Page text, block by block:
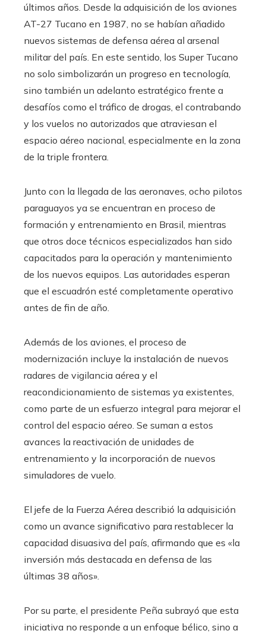
últimos años. Desde la adquisición de los aviones
AT-27 Tucano en 1987, no se habían añadido
nuevos sistemas de defensa aérea al arsenal
militar del país. En este sentido, los Super Tucano
no solo simbolizarán un progreso en tecnología,
sino también un adelanto estratégico frente a
desafíos como el tráfico de drogas, el contrabando
y los vuelos no autorizados que atraviesan el
espacio aéreo nacional, especialmente en la zona
de la triple frontera.
Junto con la llegada de las aeronaves, ocho pilotos
paraguayos ya se encuentran en proceso de
formación y entrenamiento en Brasil, mientras
que otros doce técnicos especializados han sido
capacitados para la operación y mantenimiento
de los nuevos equipos. Las autoridades esperan
que el escuadrón esté completamente operativo
antes de fin de año.
Además de los aviones, el proceso de
modernización incluye la instalación de nuevos
radares de vigilancia aérea y el
reacondicionamiento de sistemas ya existentes,
como parte de un esfuerzo integral para mejorar el
control del espacio aéreo. Se suman a estos
avances la reactivación de unidades de
entrenamiento y la incorporación de nuevos
simuladores de vuelo.
El jefe de la Fuerza Aérea describió la adquisición
como un avance significativo para restablecer la
capacidad disuasiva del país, afirmando que es «la
inversión más destacada en defensa de las
últimas 38 años».
Por su parte, el presidente Peña subrayó que esta
iniciativa no responde a un enfoque bélico, sino a